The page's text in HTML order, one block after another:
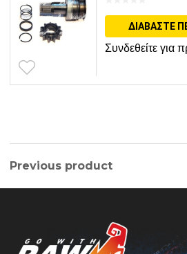
ΔΙΑΒΆΣΤΕ
Συνδεθείτε για
Previous product